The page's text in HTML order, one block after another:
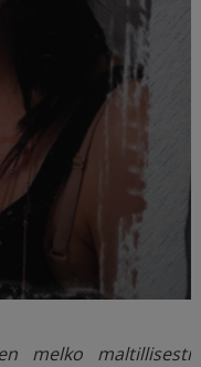
melko maltillisesti